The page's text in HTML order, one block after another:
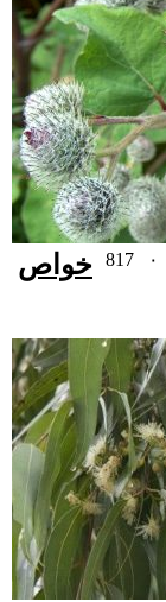
817
خواص